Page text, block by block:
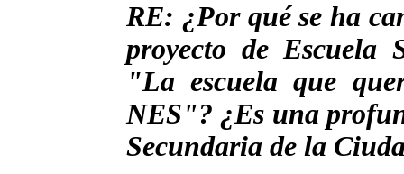
RE: ¿Por qué se ha
proyecto de Escuela
"La escuela que
NES"? ¿Es una
Secundaria de la